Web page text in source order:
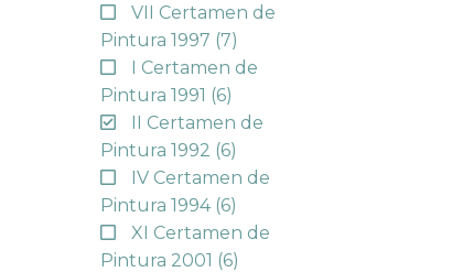
VII Certamen de
Pintura 1997 (7)
I Certamen de
Pintura 1991 (6)
II Certamen de
Pintura 1992 (6)
IV Certamen de
Pintura 1994 (6)
XI Certamen de
Pintura 2001 (6)